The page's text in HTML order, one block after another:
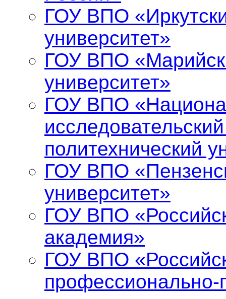
ГОУ ВПО
университет»
ГОУ ВПО
университет»
ГОУ ВПО
политехнический
ГОУ ВПО
университет»
ГОУ ВПО
академия»
ГОУ ВПО
профессионально-